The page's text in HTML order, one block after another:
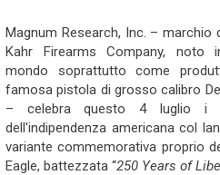
Magnum Research, Inc. – marchio
Kahr Firearms Company,
mondo soprattutto come
famosa pistola di grosso calibro
– celebra questo 4 luglio i
dell'indipendenza americana col
variante commemorativa proprio
Eagle, battezzata “250 Years of